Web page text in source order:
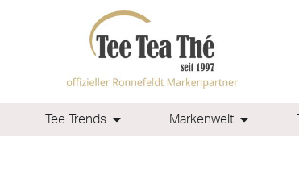
Tee Trends Markenwelt